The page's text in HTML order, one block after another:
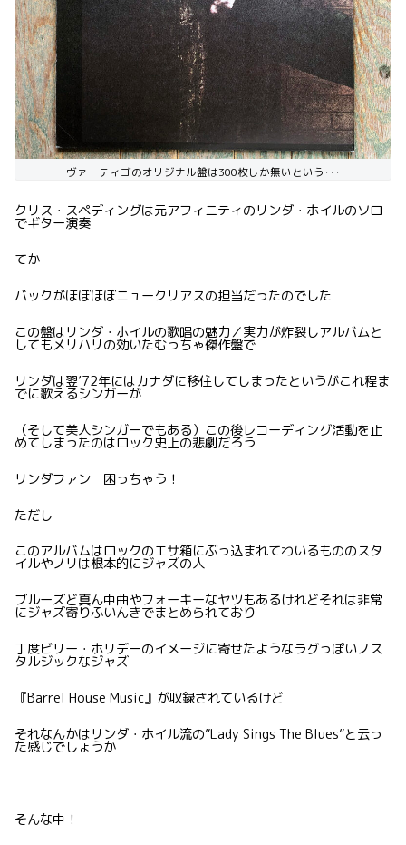
ヴァーティゴのオリジナル盤は300枚しか無いという･･･
クリス・スペディングは元アフィニティのリンダ・ホイルのソロ
でギター演奏
てか
バックがほぼほぼニュークリアスの担当だったのでした
この盤はリンダ・ホイルの歌唱の魅力／実力が炸裂しアルバムと
してもメリハリの効いたむっちゃ傑作盤で
リンダは翌’72年にはカナダに移住してしまったというがこれ程ま
でに歌えるシンガーが
（そして美人シンガーでもある）この後レコーディング活動を止
めてしまったのはロック史上の悲劇だろう
リンダファン 困っちゃう！
ただし
このアルバムはロックのエサ箱にぶっ込まれてわいるもののスタ
イルやノリは根本的にジャズの人
ブルーズど真ん中曲やフォーキーなヤツもあるけれどそれは非常
にジャズ寄りふいんきでまとめられており
丁度ビリー・ホリデーのイメージに寄せたようなラグっぽいノス
タルジックなジャズ
『Barrel House Music』が収録されているけど
それなんかはリンダ・ホイル流の”Lady Sings The Blues”と云っ
た感じでしょうか
そんな中！